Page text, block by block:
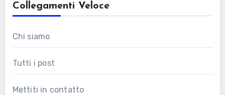
Collegamenti Veloce
Chi siamo
Tutti i post
Mettiti in contatto